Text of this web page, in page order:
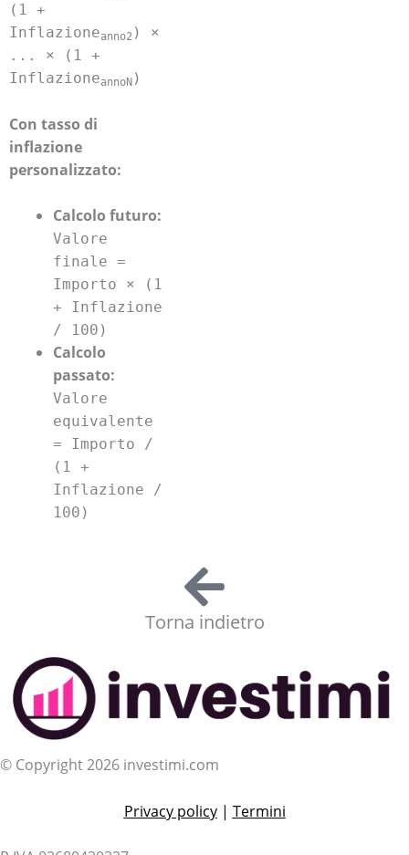
(1 +
Inflazioneanno2 ) ×
... × (1 +
InflazioneannoN )
Con tasso di
inflazione
personalizzato:
Calcolo futuro:
Valore
finale =
Importo × (1
+ Inflazione
/ 100)
Calcolo
passato:
Valore
equivalente
= Importo /
(1 +
Inflazione /
100)
Torna indietro
© Copyright 2026 investimi.com
Privacy policy| Termini